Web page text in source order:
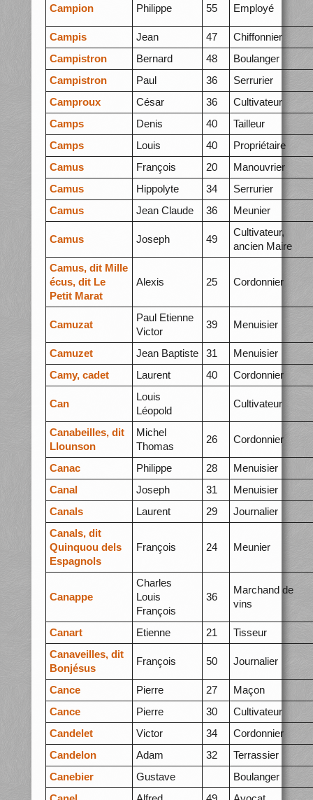
Campion Philippe 55 Employé
Campis Jean 47
Chiffonnier
Campistron
Bernard 48
Boulanger
Campistron
Paul 36
Serrurier
Camproux
César 36
Cultivateur
Camps
Denis 40
Tailleur
Camps
Louis 40
Propriétaire
Camus
François 20
Manouvrier
Camus
Hippolyte 34
Serrurier
Camus
Jean Claude 36 Meunier
Camus Joseph 49
Cultivateur,
ancien Maire
Camus, dit Mille
écus, dit Le
Petit Marat
Alexis 25 Cordonnier
Camuzat
Paul Etienne
Victor
39 Menuisier
Camuzet Jean Baptiste 31
Menuisier
Camy, cadet
Laurent 40 Cordonnier
Can
Louis
Léopold
Cultivateur
Canabeilles, dit
Llounson
Michel
Thomas
26 Cordonnier
Canac Philippe 28
Menuisier
Canal
Joseph 31
Menuisier
Canals
Laurent 29
Journalier
Canals, dit
Quinquou dels
Espagnols
François 24 Meunier
Canappe
Charles
Louis
François
36
Marchand de
vins
Canart Etienne 21
Tisseur
Canaveilles, dit
Bonjésus
François 50 Journalier
Cance Pierre 27
Maçon
Cance
Pierre 30
Cultivateur
Candelet
Victor 34
Cordonnier
Candelon
Adam 32
Terrassier
Canebier
Gustave
Boulanger